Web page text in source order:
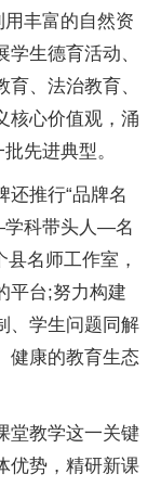
用丰富的自然资
生德育活动、
、法治教育、
核心价值观，涌
先进典型。
还推行“品牌名
学科带头人—名
名师工作室，
平台;努力构建
、学生问题同解
健康的教育生态
堂教学这一关键
优势，精研新课